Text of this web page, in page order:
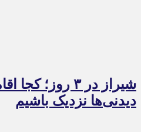
شیراز در ۳ روز؛
دیدنی‌ها نزدیک باشیم